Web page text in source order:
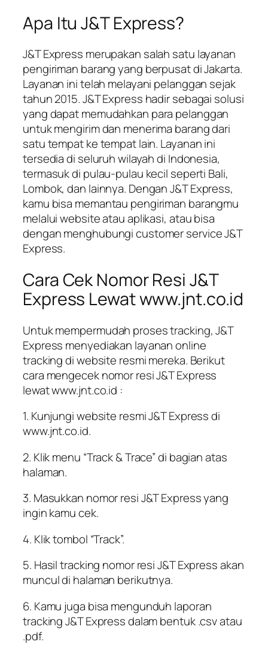
Apa Itu J&T Express?
J&T Express merupakan salah satu layanan
pengiriman barang yang berpusat di Jakarta.
Layanan ini telah melayani pelanggan sejak
tahun 2015. J&T Express hadir sebagai solusi
yang dapat memudahkan para pelanggan
untuk mengirim dan menerima barang dari
satu tempat ke tempat lain. Layanan ini
tersedia di seluruh wilayah di Indonesia,
termasuk di pulau-pulau kecil seperti Bali,
Lombok, dan lainnya. Dengan J&T Express,
kamu bisa memantau pengiriman barangmu
melalui website atau aplikasi, atau bisa
dengan menghubungi customer service J&T
Express.
Cara Cek Nomor Resi J&T
Express Lewat www.jnt.co.id
Untuk mempermudah proses tracking, J&T
Express menyediakan layanan online
tracking di website resmi mereka. Berikut
cara mengecek nomor resi J&T Express
lewat www.jnt.co.id :
1. Kunjungi website resmi J&T Express di
www.jnt.co.id.
2. Klik menu “Track & Trace” di bagian atas
halaman.
3. Masukkan nomor resi J&T Express yang
ingin kamu cek.
4. Klik tombol “Track”.
5. Hasil tracking nomor resi J&T Express akan
muncul di halaman berikutnya.
6. Kamu juga bisa mengunduh laporan
tracking J&T Express dalam bentuk .csv atau
.pdf.